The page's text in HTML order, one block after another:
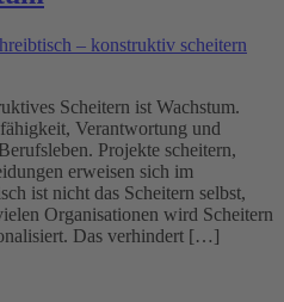
Scheitern ist Wachstum.
Verantwortung und
Projekte scheitern,
erweisen sich im
ist nicht das Scheitern selbst,
Organisationen wird Scheitern
Das verhindert […]